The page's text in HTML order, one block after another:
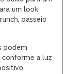
um look
passeio
podem
a luz